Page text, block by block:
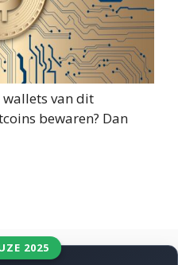
van dit
bewaren? Dan
2025